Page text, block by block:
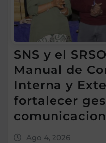
SNS y el
Manual de
Interna y
fortalecer
Ago 4, 2026